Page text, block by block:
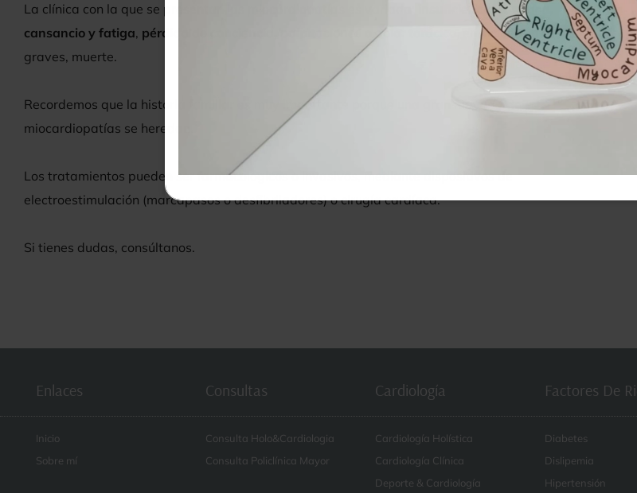
La clínica con la que se presentan las miocardiopatías es variada:
insuficiencia cardíaca,
cansancio y fatiga, pérdida de conciencia, palpitaciones o dolor torácico,
en incluso en casos
graves, muerte.
Recordemos que la historia familiar es muy importante porque una gran mayoría de
miocardiopatías se heredan.
Los tratamientos pueden ser farmacológicos o invasivos, mediante dispositivos de
electroestimulación (marcapasos o desfibriladores) o cirugía cardíaca.
Si tienes dudas, consúltanos.
Enlaces
Inicio
Sobre mí
Consultas
Consulta Holo&Cardiologia
Consulta Policlínica Mayor
Cardiología
Cardiología Holística
Cardiología Clínica
Deporte & Cardiología
Factores De
Diabetes
Dislipemia
Hipertensión